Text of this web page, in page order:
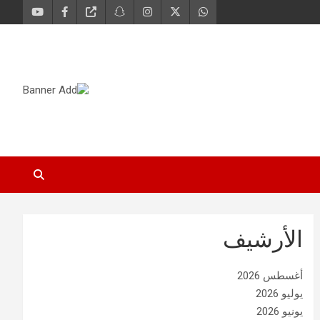
الأرشيف
أغسطس 2026
يوليو 2026
يونيو 2026